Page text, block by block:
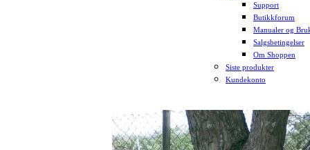
Support
Butikkforum
Manualer og
Salgsbetingelser
Om Shoppen
Siste produkter
Kundekonto